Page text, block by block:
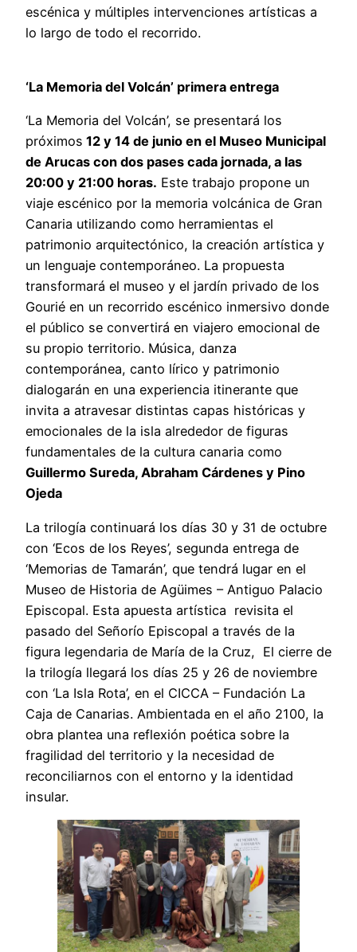
escénica y múltiples intervenciones artísticas a
lo largo de todo el recorrido.
‘La Memoria del Volcán’ primera entrega
‘La Memoria del Volcán’, se presentará los
próximos 12 y 14 de junio en el Museo Municipal
de Arucas con dos pases cada jornada, a las
20:00 y 21:00 horas. Este trabajo propone un
viaje escénico por la memoria volcánica de Gran
Canaria utilizando como herramientas el
patrimonio arquitectónico, la creación artística y
un lenguaje contemporáneo. La propuesta
transformará el museo y el jardín privado de los
Gourié en un recorrido escénico inmersivo donde
el público se convertirá en viajero emocional de
su propio territorio. Música, danza
contemporánea, canto lírico y patrimonio
dialogarán en una experiencia itinerante que
invita a atravesar distintas capas históricas y
emocionales de la isla alrededor de figuras
fundamentales de la cultura canaria como
Guillermo Sureda, Abraham Cárdenes y Pino
Ojeda
La trilogía continuará los días 30 y 31 de octubre
con ‘Ecos de los Reyes’, segunda entrega de
‘Memorias de Tamarán’, que tendrá lugar en el
Museo de Historia de Agüimes – Antiguo Palacio
Episcopal. Esta apuesta artística revisita el
pasado del Señorío Episcopal a través de la
figura legendaria de María de la Cruz, El cierre de
la trilogía llegará los días 25 y 26 de noviembre
con ‘La Isla Rota’, en el CICCA – Fundación La
Caja de Canarias. Ambientada en el año 2100, la
obra plantea una reflexión poética sobre la
fragilidad del territorio y la necesidad de
reconciliarnos con el entorno y la identidad
insular.